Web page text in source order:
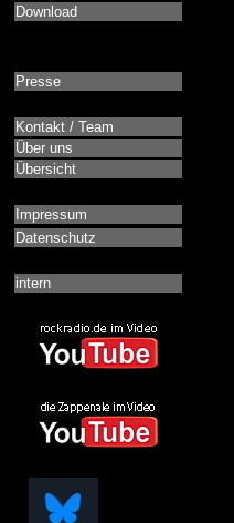
Download
Presse
Kontakt / Team
Über uns
Übersicht
Impressum
Datenschutz
intern